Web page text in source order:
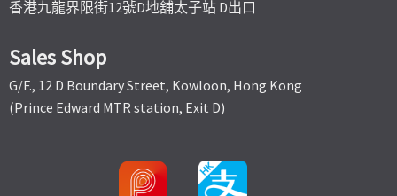
香港九龍界限街12號D地舖太子站 D出口
Sales Shop
G/F., 12 D Boundary Street, Kowloon, Hong Kong
(Prince Edward MTR station, Exit D)